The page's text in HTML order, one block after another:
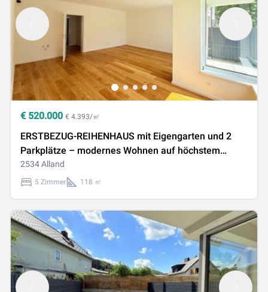
€ 520.000 € 4.393/㎡
ERSTBEZUG-REIHENHAUS mit Eigengarten und 2
Parkplätze – modernes Wohnen auf höchstem
Niveau
2534 Alland
5 Zimmer 118 ㎡